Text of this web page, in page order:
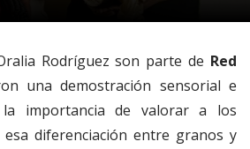
Rodríguez son parte de Red
una demostración sensorial e
importancia de valorar a los
esa diferenciación entre granos y